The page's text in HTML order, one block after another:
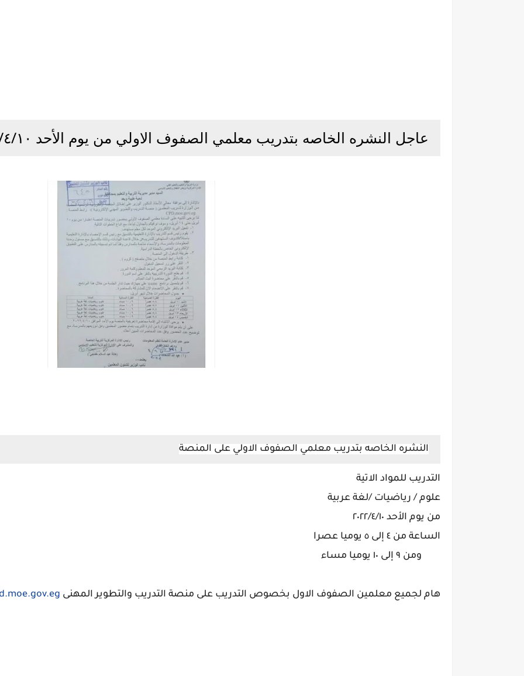
عاجل النشره الخاصه بتدريب معلمي الصفوف الاولي من يوم الأحد ٢٠٢٢/٤/١٠ cpd.moe.gov
النشره الخاصه بتدريب معلمي الصفوف الاولي على المنصة
التدريب للمواد الاتية
علوم / رياضيات /لغة عربية
من يوم الأحد ٢٠٢٢/٤/١٠
الساعة من ٤ إلى ٥ يوميا عصرا
ومن ٩ إلى ١٠ يوميا مساء
هام لجميع معلمين الصفوف الاول بخصوص التدريب على منصة التدريب والتطوير المهنى